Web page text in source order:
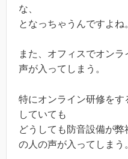
な、
となっちゃうんですよね
また、オフィスでオン
声が入ってしまう。
特にオンライン研修を
していても
どうしても防音設備が
の人の声が入ってしまう